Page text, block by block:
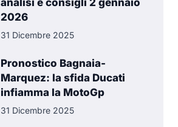
analisi e consigli 2 gennaio
2026
31 Dicembre 2025
Pronostico Bagnaia-
Marquez: la sfida Ducati
infiamma la MotoGp
31 Dicembre 2025